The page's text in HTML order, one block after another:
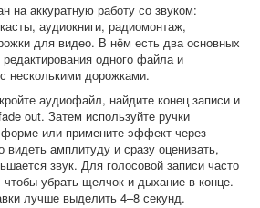
на аккуратную работу со звуком:
аудиокниги, радиомонтаж,
для видео. В нём есть два основных
одного файла и
несколькими дорожками.
аудиофайл, найдите конец записи и
out. Затем используйте ручки
форме или примените эффект через
амплитуду и сразу оценивать,
звук. Для голосовой записи часто
чтобы убрать щелчок и дыхание в конце.
лучше выделить 4–8 секунд.